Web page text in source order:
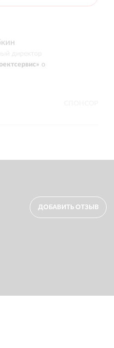
о
ДОБАВИТЬ ОТЗЫВ